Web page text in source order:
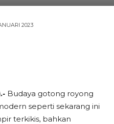
2023
Budaya gotong royong
seperti sekarang ini
terkikis, bahkan